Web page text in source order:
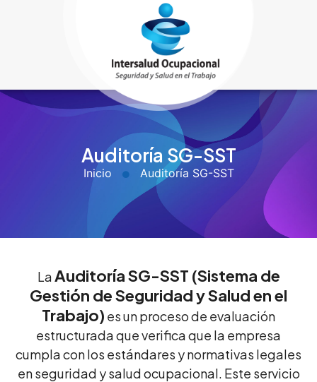
Auditoría SG-SST
Inicio Auditoría SG-SST
LaAuditoría SG-SST (Sistema de
Gestión de Seguridad y Salud en el
Trabajo) es un proceso de evaluación
estructurada que verifica que la empresa
cumpla con los estándares y normativas legales
en seguridad y salud ocupacional. Este servicio